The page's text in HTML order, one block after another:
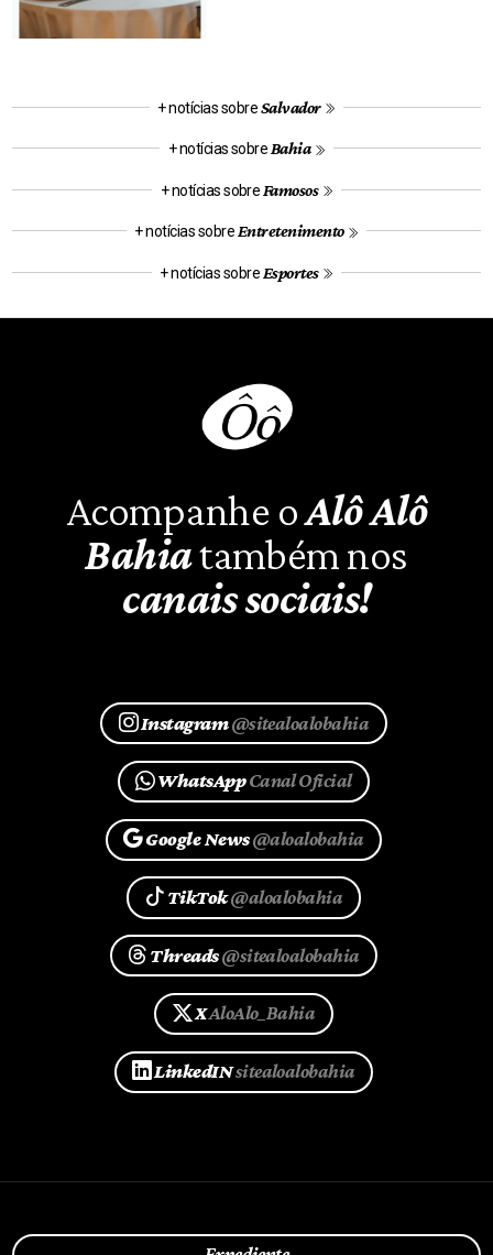
+ notícias sobreSalvador
+ notícias sobre Bahia
+ notícias sobre Famosos
+ notícias sobre Entretenimento
+ notícias sobre Esportes
Acompanhe oAlô Alô
Bahiatambém nos
canais sociais!
Instagram@sitealoalobahia
WhatsAppCanal Oficial
Google News@aloalobahia
TikTok@aloalobahia
Threads@sitealoalobahia
XAloAlo_Bahia
LinkedINsitealoalobahia